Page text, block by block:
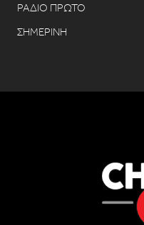
ΡΑΔΙΟ ΠΡΩΤΟ
ΣΗΜΕΡΙΝΗ